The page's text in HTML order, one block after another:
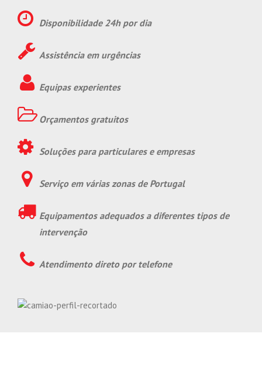
Disponibilidade 24h por dia
Assistência em urgências
Equipas experientes
Orçamentos gratuitos
Soluções para particulares e empresas
Serviço em várias zonas de Portugal
Equipamentos adequados a diferentes tipos de
intervenção
Atendimento direto por telefone